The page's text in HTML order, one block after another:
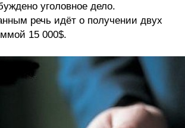
уголовное дело.
речь идёт о получении двух
15 000$.